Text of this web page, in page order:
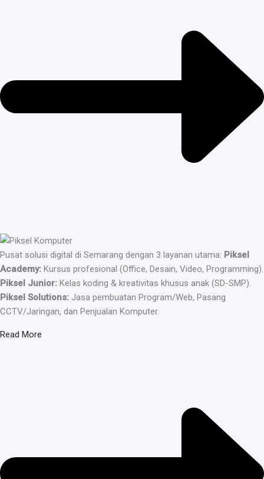
Pusat solusi digital di Semarang dengan 3 layanan utama: Piksel
Academy: Kursus profesional (Office, Desain, Video, Programming).
Piksel Junior: Kelas koding & kreativitas khusus anak (SD-SMP).
Piksel Solutions: Jasa pembuatan Program/Web, Pasang
CCTV/Jaringan, dan Penjualan Komputer.
Read More